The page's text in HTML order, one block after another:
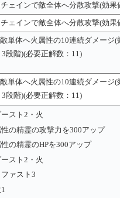
ェインで敵全体へ分散攻撃(効果
ェインで敵全体へ分散攻撃(効果
単体へ火属性の10連続ダメージ
段階)(必要正解数：11)
単体へ火属性の10連続ダメージ
段階)(必要正解数：11)
スト2・火
の精霊の攻撃力を300アップ
の精霊のHPを300アップ
スト2・火
ァスト3